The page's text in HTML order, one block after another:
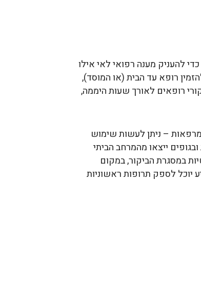
להעניק מענה רפואי לאי אילו
רופא עד הבית (או המוסד),
רופאים לאורך שעות היממה,
– ניתן לעשות שימוש
ייצאו מהמרחב הביתי
במסגרת הביקור, במקום
יוכל לספק תרופות ראשוניות